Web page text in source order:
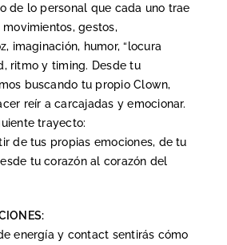
de lo personal que cada uno trae
gestos,
imaginación, humor, “locura
ritmo y timing. Desde tu
buscando tu propio Clown,
reír a carcajadas y emocionar.
trayecto:
de tus propias emociones, de tu
tu corazón al corazón del
energía y contact sentirás cómo